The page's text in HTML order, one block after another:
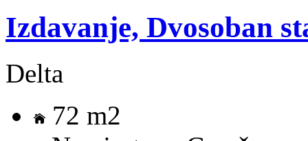
Izdavanje, Dvosoban
Delta
72 m2